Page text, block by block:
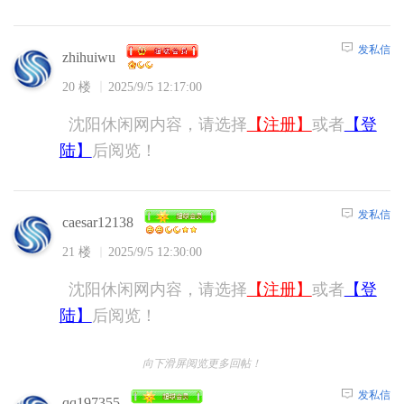
zhihuiwu
20 楼 2025/9/5 12:17:00
发私信
沈阳休闲网内容，请选择 【注册】 或者 【登
陆】
后阅览！
caesar12138
21 楼 2025/9/5 12:30:00
发私信
沈阳休闲网内容，请选择 【注册】 或者 【登
陆】
后阅览！
向下滑屏阅览更多回帖！
发私信